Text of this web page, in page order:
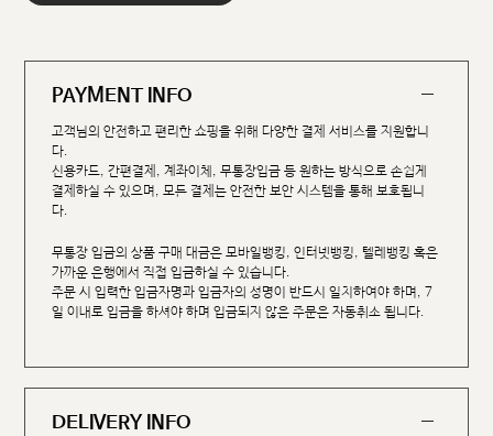
PAYMENT INFO
고객님의 안전하고 편리한 쇼핑을 위해 다양한 결제 서비스를 지원합니
다.
신용카드, 간편결제, 계좌이체, 무통장입금 등 원하는 방식으로 손쉽게
결제하실 수 있으며, 모든 결제는 안전한 보안 시스템을 통해 보호됩니
다.
무통장 입금의 상품 구매 대금은 모바일뱅킹, 인터넷뱅킹, 텔레뱅킹 혹은
가까운 은행에서 직접 입금하실 수 있습니다.
주문 시 입력한 입금자명과 입금자의 성명이 반드시 일치하여야 하며, 7
일 이내로 입금을 하셔야 하며 입금되지 않은 주문은 자동취소 됩니다.
DELIVERY INFO